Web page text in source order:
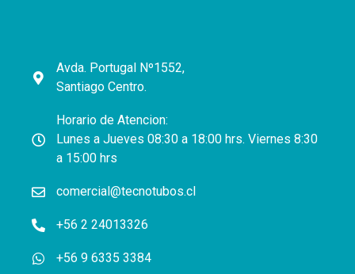
Avda. Portugal Nº1552,
Santiago Centro.
Horario de Atencion:
Lunes a Jueves 08:30 a 18:00 hrs. Viernes 8:30
a 15:00 hrs
comercial@tecnotubos.cl
+56 2 24013326
+56 9 6335 3384